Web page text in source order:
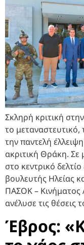
Σκληρή κριτική
το μεταναστευτικό,
την παντελή
ακριτική Θράκη. Σε
στο κεντρικό
βουλευτής Ηλείας
ΠΑΣΟΚ – Κινήματος
ανέλυσε τις θέσεις
Έβρος: